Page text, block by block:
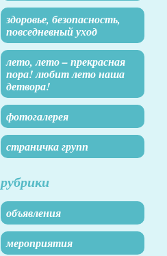
здоровье, безопасность,
повседневный уход
лето, лето – прекрасная
пора! любит лето наша
детвора!
фотогалерея
страничка групп
рубрики
объявления
мероприятия